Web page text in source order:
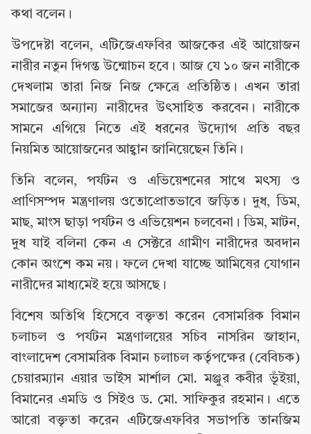
কথা বলেন।
উপদেষ্টা বলেন, এটিজেএফবির আজকের এই আয়োজন
নারীর নতুন দিগন্ত উন্মোচন হবে। আজ যে ১০ জন নারীকে
দেখলাম তারা নিজ নিজ ক্ষেত্রে প্রতিষ্ঠিত। এখন তারা
সমাজের অন্যান্য নারীদের উৎসাহিত করবেন। নারীকে
সামনে এগিয়ে নিতে এই ধরনের উদ্যোগ প্রতি বছর
নিয়মিত আয়োজনের আহ্বান জানিয়েছেন তিনি।
তিনি বলেন, পর্যটন ও এভিয়েশনের সাথে মৎস্য ও
প্রাণিসম্পদ মন্ত্রণালয় ওতোপ্রোতভাবে জড়িত। দুধ, ডিম,
মাছ, মাংস ছাড়া পর্যটন ও এভিয়েশন চলবেনা। ডিম, মাটন,
দুধ যাই বলিনা কেন এ সেক্টরে গ্রামীণ নারীদের অবদান
কোন অংশে কম নয়। ফলে দেখা যাচ্ছে আমিষের যোগান
নারীদের মাধ্যমেই হয়ে আসছে।
বিশেষ অতিথি হিসেবে বক্তৃতা করেন বেসামরিক বিমান
চলাচল ও পর্যটন মন্ত্রণালয়ের সচিব নাসরিন জাহান,
বাংলাদেশ বেসামরিক বিমান চলাচল কর্তৃপক্ষের (বেবিচক)
চেয়ারম্যান এয়ার ভাইস মার্শাল মো. মঞ্জুর কবীর ভূঁইয়া,
বিমানের এমডি ও সিইও ড. মো. সাফিকুর রহমান। এতে
আরো বক্তৃতা করেন এটিজেএফবির সভাপতি তানজিম